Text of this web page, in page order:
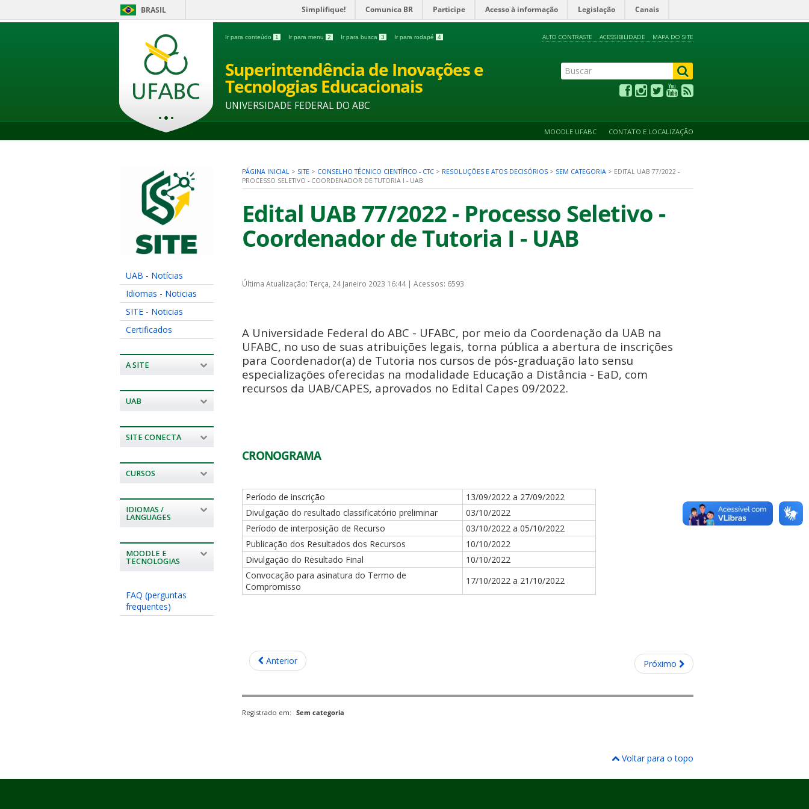
BRASIL Simplifique! Comunica BR Participe Acesso à informação Legislação Canais
Ir para conteúdo 1 Ir para menu 2 Ir para busca 3 Ir para rodapé 4 ALTO CONTRASTE ACESSIBILIDADE MAPA DO SITE
Superintendência de Inovações e
Tecnologias Educacionais
UNIVERSIDADE FEDERAL DO ABC
MOODLE UFABC CONTATO E LOCALIZAÇÃO
UAB - Notícias
Idiomas - Noticias
SITE - Noticias
Certificados
A SITE
UAB
SITE CONECTA
CURSOS
IDIOMAS /
LANGUAGES
MOODLE E
TECNOLOGIAS
FAQ (perguntas
frequentes)
PÁGINA INICIAL > SITE > CONSELHO TÉCNICO CIENTÍFICO - CTC > RESOLUÇÕES E ATOS DECISÓRIOS > SEM CATEGORIA > EDITAL UAB 77/2022 -
PROCESSO SELETIVO - COORDENADOR DE TUTORIA I - UAB
Edital UAB 77/2022 - Processo Seletivo -
Coordenador de Tutoria I - UAB
Última Atualização: Terça, 24 Janeiro 2023 16:44 | Acessos: 6593
A Universidade Federal do ABC - UFABC, por meio da Coordenação da UAB na
UFABC, no uso de suas atribuições legais, torna pública a abertura de inscrições
para Coordenador(a) de Tutoria nos cursos de pós-graduação lato sensu
especializações oferecidas na modalidade Educação a Distância - EaD, com
recursos da UAB/CAPES, aprovados no Edital Capes 09/2022.
CRONOGRAMA
Período de inscrição
13/09/2022 a 27/09/2022
Divulgação do resultado classificatório preliminar
03/10/2022
Período de interposição de Recurso
03/10/2022 a 05/10/2022
Publicação dos Resultados dos Recursos
10/10/2022
Divulgação do Resultado Final
10/10/2022
Convocação para asinatura do Termo de
Compromisso
17/10/2022 a 21/10/2022
Anterior Próximo
Registrado em: Sem categoria
Voltar para o topo